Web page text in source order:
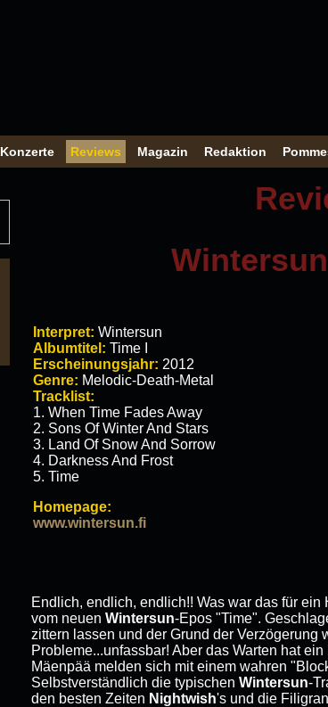
Konzerte Reviews Magazin Redaktion
Interpret: Wintersun
Albumtitel: Time I
Erscheinungsjahr: 2012
Genre: Melodic-Death-Metal
Tracklist:
1. When Time Fades Away
2. Sons Of Winter And Stars
3. Land Of Snow And Sorrow
4. Darkness And Frost
5. Time
Homepage:
www.wintersun.fi
Endlich, endlich, endlich!! Was war das für
vom neuen Wintersun-Epos "Time".
zittern lassen und der Grund der Verzögerung
Probleme...unfassbar! Aber das Warten hat
Mäenpää melden sich mit einem wahren
Selbstverständlich die typischen Wintersun-
den besten Zeiten Nightwish's und die